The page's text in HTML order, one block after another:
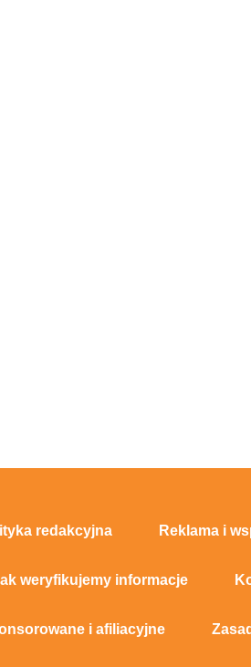
redakcyjna Reklama i
weryfikujemy informacje
i afiliacyjne